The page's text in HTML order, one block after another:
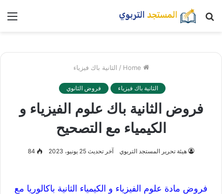
بحث
/ الثانية باك فيزياء
الثانية باك فيزياء فروض الثانوي
فروض الثانية باك علوم الفيزياء و
الكيمياء مع التصحيح
هيئة تحرير المستجد التربوي آخر تحديث 25 يونيو، 2023 84
فروض مادة علوم الفيزياء و الكيمياء الثانية باكالوريا مع